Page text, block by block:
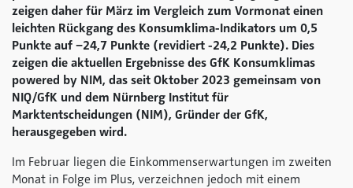
zeigen daher für März im Vergleich zum Vormonat einen
leichten Rückgang des Konsumklima-Indikators um 0,5
Punkte auf −24,7 Punkte (revidiert -24,2 Punkte). Dies
zeigen die aktuellen Ergebnisse des GfK Konsumklimas
powered by NIM, das seit Oktober 2023 gemeinsam von
NIQ/GfK und dem Nürnberg Institut für
Marktentscheidungen (NIM), Gründer der GfK,
herausgegeben wird.
Im Februar liegen die Einkommenserwartungen im zweiten
Monat in Folge im Plus, verzeichnen jedoch mit einem